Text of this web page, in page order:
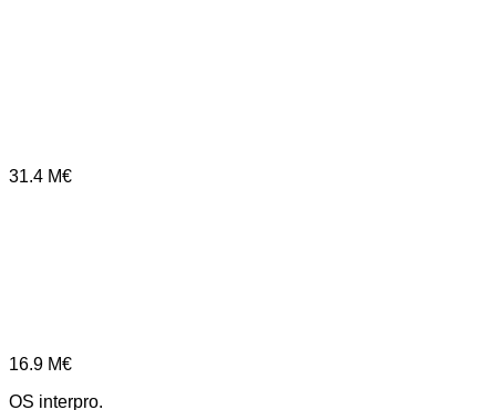
31.4 M€
16.9 M€
OS interpro.